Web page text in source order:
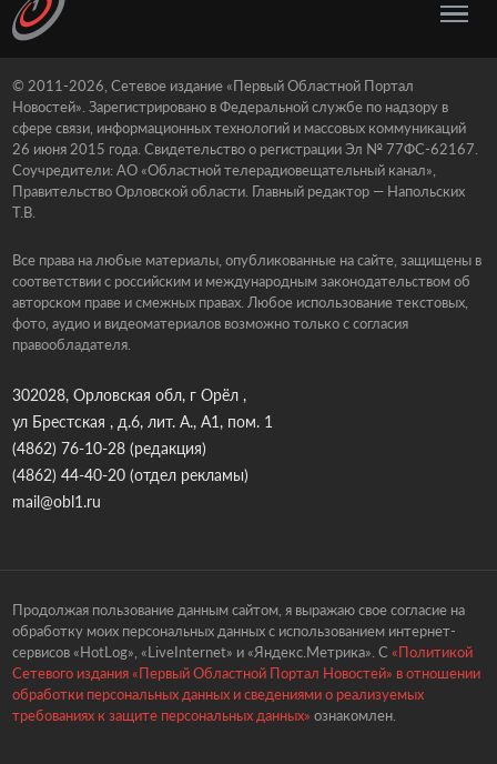
© 2011-2026, Сетевое издание «Первый Областной Портал
Новостей». Зарегистрировано в Федеральной службе по надзору в
сфере связи, информационных технологий и массовых коммуникаций
26 июня 2015 года. Свидетельство о регистрации Эл № 77ФС-62167.
Соучредители: АО «Областной телерадиовещательный канал»,
Правительство Орловской области. Главный редактор — Напольских
Т.В.
Все права на любые материалы, опубликованные на сайте, защищены в
соответствии с российским и международным законодательством об
авторском праве и смежных правах. Любое использование текстовых,
фото, аудио и видеоматериалов возможно только с согласия
правообладателя.
302028, Орловская обл, г Орёл ,
ул Брестская , д.6, лит. А., А1, пом. 1
(4862) 76-10-28(редакция)
(4862) 44-40-20(отдел рекламы)
mail@obl1.ru
Продолжая пользование данным сайтом, я выражаю свое согласие на
обработку моих персональных данных с использованием интернет-
сервисов «HotLog», «LiveInternet» и «Яндекс.Метрика». С «Политикой
Сетевого издания «Первый Областной Портал Новостей» в отношении
обработки персональных данных и сведениями о реализуемых
требованиях к защите персональных данных» ознакомлен.